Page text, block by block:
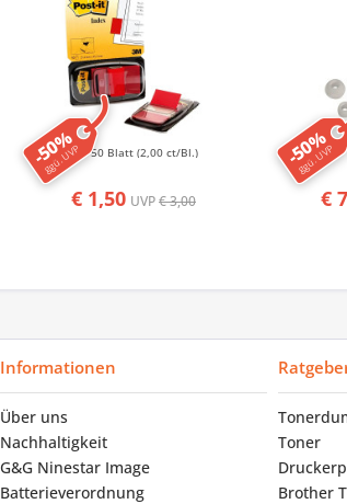
-50%
ggü. UVP
€ 1,50 UVP€ 3,00
50 Blatt(2,00 ct/Bl.) -50%
ggü. UVP
€
Informationen
Über uns
Nachhaltigkeit
G&G Ninestar Image
Batterieverordnung
Toner
Brother